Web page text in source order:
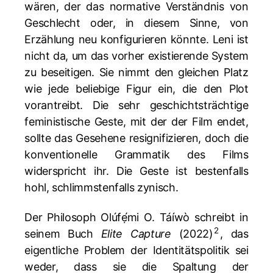
wären, der das normative Verständnis von
Geschlecht oder, in diesem Sinne, von
Erzählung neu konfigurieren könnte. Leni ist
nicht da, um das vorher existierende System
zu beseitigen. Sie nimmt den gleichen Platz
wie jede beliebige Figur ein, die den Plot
vorantreibt. Die sehr geschichtsträchtige
feministische Geste, mit der der Film endet,
sollte das Gesehene resignifizieren, doch die
konventionelle Grammatik des Films
widerspricht ihr. Die Geste ist bestenfalls
hohl, schlimmstenfalls zynisch.
Der Philosoph Olúfẹ́mi O. Táíwò schreibt in
seinem Buch Elite Capture (2022) 2 , das
eigentliche Problem der Identitätspolitik sei
weder, dass sie die Spaltung der